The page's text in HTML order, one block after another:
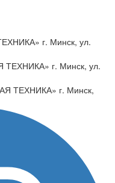
г. Минск, ул.
г. Минск, ул.
ТЕХНИКА» г. Минск,